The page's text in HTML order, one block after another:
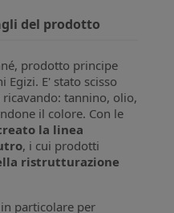
del prodotto
prodotto principe
Egizi. E' stato scisso
tannino, olio,
il colore. Con le
la linea
, i cui prodotti
ristrutturazione
particolare per